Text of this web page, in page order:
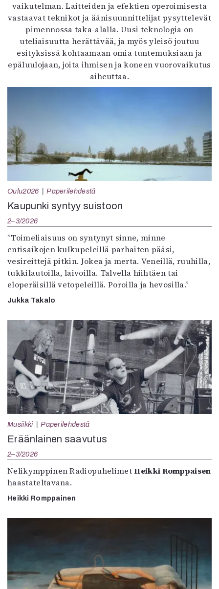
vaikutelman. Laitteiden ja efektien operoimisesta
vastaavat teknikot ja äänisuunnittelijat pysyttelevät
pimennossa taka-alalla. Uusi teknologia on
uteliaisuutta herättävää, ja myös yleisö joutuu
esityksissä kohtaamaan omia tuntemuksiaan ja
epäluulojaan, joita ihmisen ja koneen vuorovaikutus
aiheuttaa.
Oulu2026 Paperilehdestä
Kaupunki syntyy suistoon
2–3/2026
”Toimeliaisuus on syntynyt sinne, minne
entisaikojen kulkupeleillä parhaiten pääsi,
vesireittejä pitkin. Jokea ja merta. Veneillä, ruuhilla,
tukkilautoilla, laivoilla. Talvella hiihtäen tai
eloperäisillä vetopeleillä. Poroilla ja hevosilla.”
Jukka Takalo
Musiikki Paperilehdestä
Eräänlainen saavutus
2–3/2026
Nelikymppinen RadiopuhelimetHeikki Romppaisen
haastateltavana.
Heikki Romppainen